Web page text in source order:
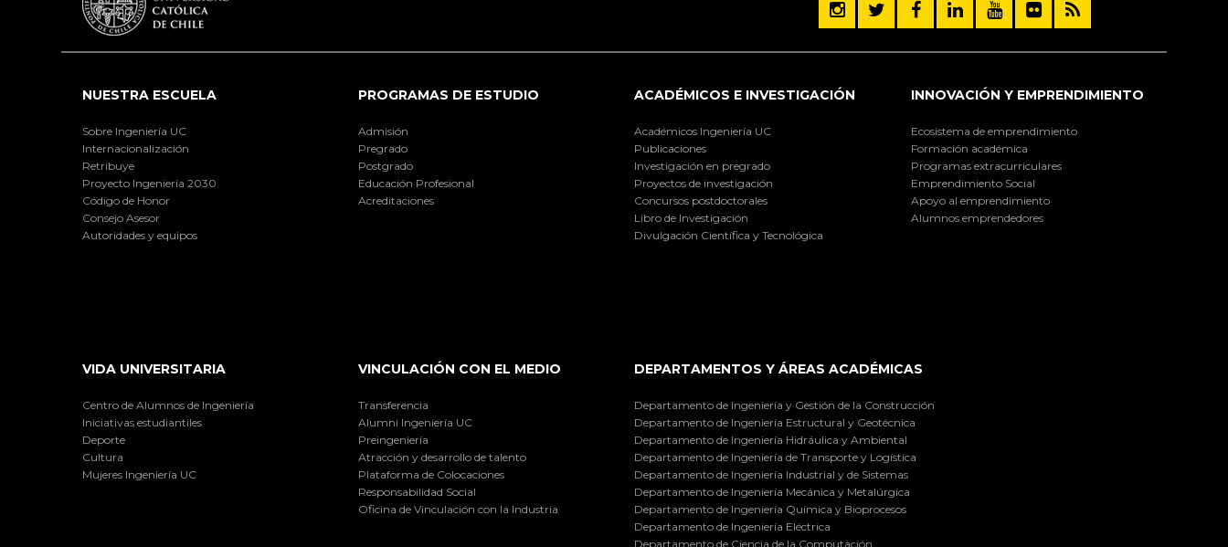
NUESTRA ESCUELA
Sobre Ingeniería UC
Internacionalización
Retribuye
Proyecto Ingeniería 2030
Código de Honor
Consejo Asesor
Autoridades y equipos
PROGRAMAS DE ESTUDIO
Admisión
Pregrado
Postgrado
Educación Profesional
Acreditaciones
ACADÉMICOS E INVESTIGACIÓN
Académicos Ingeniería UC
Publicaciones
Investigación en pregrado
Proyectos de investigación
Concursos postdoctorales
Libro de Investigación
Divulgación Científica y Tecnológica
INNOVACIÓN Y EMPRENDIMIENTO
Ecosistema de emprendimiento
Formación académica
Programas extracurriculares
Emprendimiento Social
Apoyo al emprendimiento
Alumnos emprendedores
VIDA UNIVERSITARIA
Centro de Alumnos de Ingeniería
Iniciativas estudiantiles
Deporte
Cultura
Mujeres Ingeniería UC
VINCULACIÓN CON EL MEDIO
Transferencia
Alumni Ingeniería UC
Preingeniería
Atracción y desarrollo de talento
Plataforma de Colocaciones
Responsabilidad Social
Oficina de Vinculación con la Industria
DEPARTAMENTOS Y ÁREAS ACADÉMICAS
Departamento de Ingeniería y Gestión de la Construcción
Departamento de Ingeniería Estructural y Geotécnica
Departamento de Ingeniería Hidráulica y Ambiental
Departamento de Ingeniería de Transporte y Logística
Departamento de Ingeniería Industrial y de Sistemas
Departamento de Ingeniería Mecánica y Metalúrgica
Departamento de Ingeniería Química y Bioprocesos
Departamento de Ingeniería Eléctrica
Departamento de Ciencia de la Computación